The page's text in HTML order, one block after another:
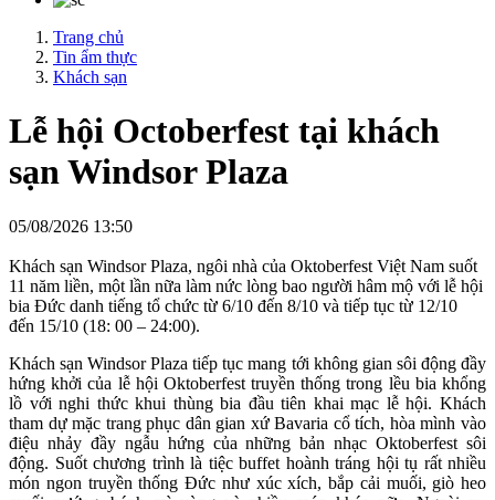
Trang chủ
Tin ẩm thực
Khách sạn
Lễ hội Octoberfest tại khách
sạn Windsor Plaza
05/08/2026 13:50
Khách sạn Windsor Plaza, ngôi nhà của Oktoberfest Việt Nam suốt
11 năm liền, một lần nữa làm nức lòng bao người hâm mộ với lễ hội
bia Đức danh tiếng tổ chức từ 6/10 đến 8/10 và tiếp tục từ 12/10
đến 15/10 (18: 00 – 24:00).
Khách sạn Windsor Plaza tiếp tục mang tới không gian sôi động đầy
hứng khởi của lễ hội Oktoberfest truyền thống trong lều bia khổng
lồ với nghi thức khui thùng bia đầu tiên khai mạc lễ hội. Khách
tham dự mặc trang phục dân gian xứ Bavaria cổ tích, hòa mình vào
điệu nhảy đầy ngẫu hứng của những bản nhạc Oktoberfest sôi
động. Suốt chương trình là tiệc buffet hoành tráng hội tụ rất nhiều
món ngon truyền thống Đức như xúc xích, bắp cải muối, giò heo